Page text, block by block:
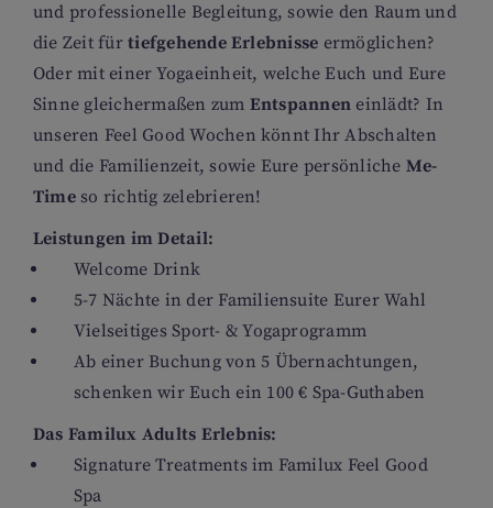
und professionelle Begleitung, sowie den Raum und
die Zeit fürtiefgehende Erlebnisse ermöglichen?
Oder mit einer Yogaeinheit, welche Euch und Eure
Sinne gleichermaßen zum Entspannen einlädt? In
unseren Feel Good Wochen könnt Ihr Abschalten
und die Familienzeit, sowie Eure persönliche Me-
Timeso richtig zelebrieren!
Leistungen im Detail:
Welcome Drink
5-7 Nächte in der Familiensuite Eurer Wahl
Vielseitiges Sport- & Yogaprogramm
Ab einer Buchung von 5 Übernachtungen,
schenken wir Euch ein 100 € Spa-Guthaben
Das Familux Adults Erlebnis:
Signature Treatments im Familux Feel Good
Spa